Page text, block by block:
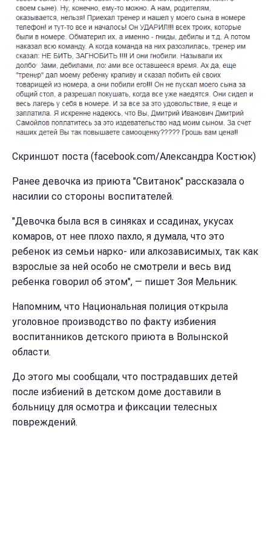
Скриншот поста (facebook.com/Александра Костюк)
Ранее девочка из приюта "Свитанок" рассказала о
насилии со стороны воспитателей.
"Девочка была вся в синяках и ссадинах, укусах
комаров, от нее плохо пахло, я думала, что это
ребенок из семьи нарко- или алкозависимых, так как
взрослые за ней особо не смотрели и весь вид
ребенка говорил об этом", — пишет Зоя Мельник.
Напомним, что Национальная полиция открыла
уголовное производство по факту избиения
воспитанников детского приюта в Волынской
области.
До этого мы сообщали, что пострадавших детей
после избиений в детском доме доставили в
больницу для осмотра и фиксации телесных
повреждений.